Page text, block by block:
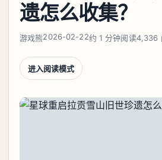
遗怎么收集？
游戏熊2026-02-22约 1 分钟阅读4,336
进入阅读模式